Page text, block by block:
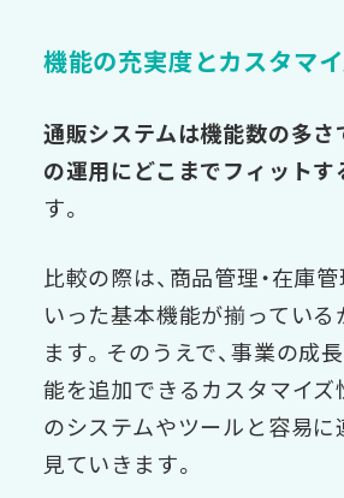
機能の充実度とカスタマ
通販システムは機能数の多さ
の運用にどこまでフィットす
す。
比較の際は、商品管理・在庫
いった基本機能が揃っている
ます。そのうえで、事業の成
能を追加できるカスタマイズ
のシステムやツールと容易に
見ていきます。